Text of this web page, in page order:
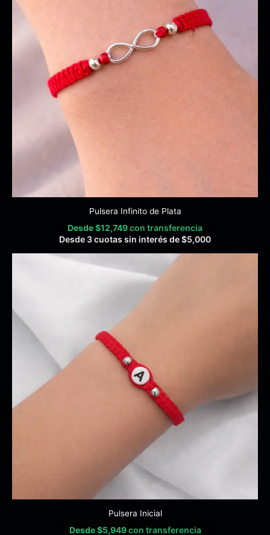
Pulsera Infinito de Plata
Desde$12,749con transferencia
Desde 3 cuotas sin interés de$5,000
Pulsera Inicial
Desde$5,949 con transferencia